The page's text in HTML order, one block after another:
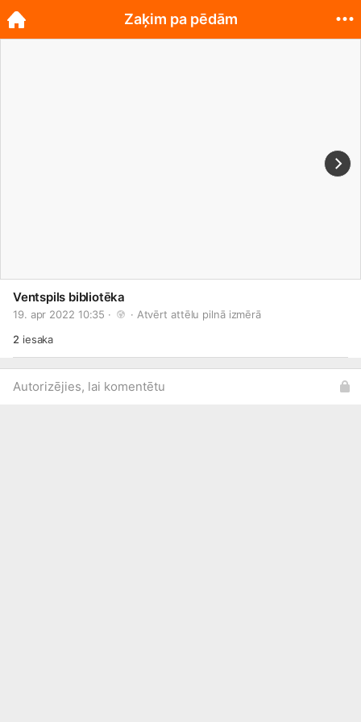
Ventspils bibliotēka
19. apr 2022 10:35 · · Atvērt attēlu pilnā izmērā
2 iesaka
Autorizējies, lai komentētu
Zaķim pa pēdām